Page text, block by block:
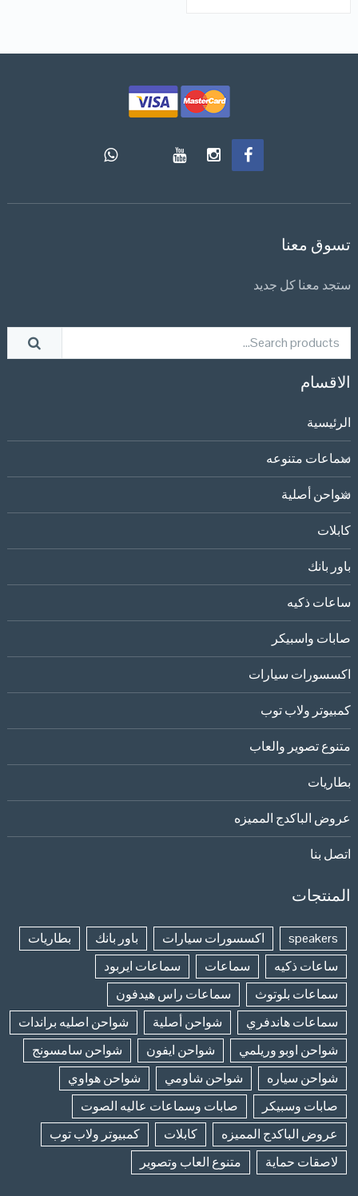
تسوق معنا
ستجد معنا كل جديد
الاقسام
الرئيسية
سماعات متنوعه
شواحن أصلية
كابلات
باور بانك
ساعات ذكيه
صابات واسبيكر
اكسسورات سيارات
كمبيوتر ولاب توب
متنوع تصوير والعاب
بطاريات
عروض الباكدج المميزه
اتصل بنا
المنتجات
speakers اكسسورات سيارات باور بانك
بطاريات
ساعات ذكيه
سماعات
سماعات ايربود
سماعات بلوتوث
سماعات راس هيدفون
سماعات هاندفري
شواحن أصلية
شواحن اصليه براندات
شواحن اوبو وريلمي
شواحن ايفون
شواحن سامسونج
شواحن سياره
شواحن شاومي
شواحن هواوي
صابات وسبيكر
صابات وسماعات عاليه الصوت
عروض الباكدج المميزه
كابلات
كمبيوتر ولاب توب
لاصقات حماية
متنوع العاب وتصوير